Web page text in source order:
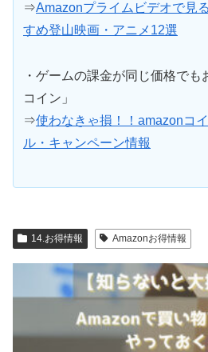
⇒Amazonプライムビデオで見
すめ登山映画・アニメ12選
・ゲームの課金が同じ価格で
コイン」
⇒使わなきゃ損！！amazonコ
ル・キャンペーン情報
14.お得情報 Amazonお得情報